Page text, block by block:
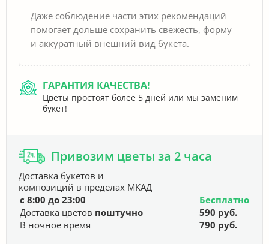
Даже соблюдение части этих рекомендаций
помогает дольше сохранить свежесть, форму
и аккуратный внешний вид букета.
ГАРАНТИЯ КАЧЕСТВА!
Цветы простоят более 5 дней или мы заменим
букет!
Привозим цветы за 2 часа
Доставка букетов и
композиций в пределах МКАД
с 8:00 до 23:00
Бесплатно
Доставка цветов поштучно
590 руб.
В ночное время
790 руб.